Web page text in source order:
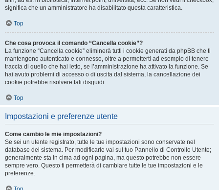
significa che un amministratore ha disabilitato questa caratteristica.
Top
Che cosa provoca il comando “Cancella cookie”?
La funzione “Cancella cookie” eliminerà tutti i cookie generati da phpBB che ti
mantengono autenticato e connesso, oltre a permetterti ad esempio di tenere
traccia di quello che hai letto, se l’amministrazione ha attivato la funzione. Se
hai avuto problemi di accesso o di uscita dal sistema, la cancellazione dei
cookie potrebbe risolvere tali disguidi.
Top
Impostazioni e preferenze utente
Come cambio le mie impostazioni?
Se sei un utente registrato, tutte le tue impostazioni sono conservate nel
database del sistema. Per modificarle vai sul tuo Pannello di Controllo Utente;
generalmente sta in cima ad ogni pagina, ma questo potrebbe non essere
sempre vero. Questo ti permetterà di cambiare tutte le tue impostazioni e le
preferenze.